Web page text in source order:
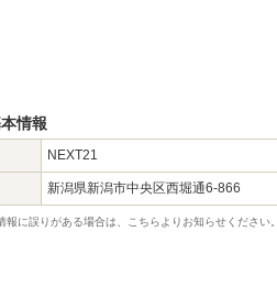
情報
NEXT21
新潟県新潟市中央区西堀通6-866
に誤りがある場合は、こちらよりお知らせください。